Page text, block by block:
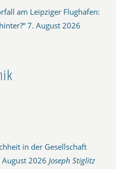
am Leipziger Flughafen:
7. August 2026
in der Gesellschaft
August 2026 Joseph Stiglitz